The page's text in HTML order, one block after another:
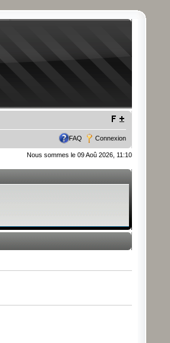
FAQ Connexion
Nous sommes le 09 Aoû 2026, 11:10